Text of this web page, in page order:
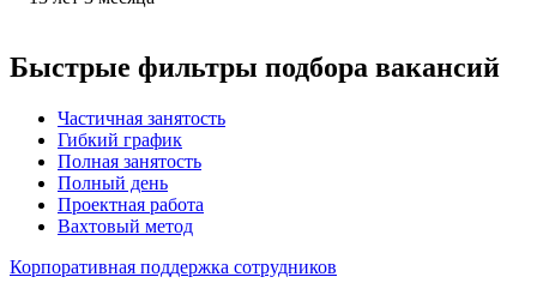
Быстрые фильтры подбора вакансий
Частичная занятость
Гибкий график
Полная занятость
Полный день
Проектная работа
Вахтовый метод
Корпоративная поддержка сотрудников